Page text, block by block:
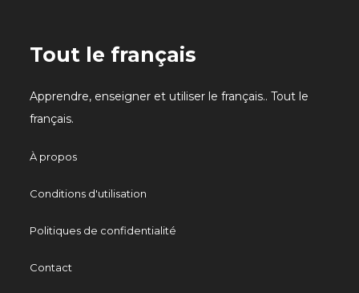
Tout le français
Apprendre, enseigner et utiliser le français.. Tout le
français.
À propos
Conditions d'utilisation
Politiques de confidentialité
Contact